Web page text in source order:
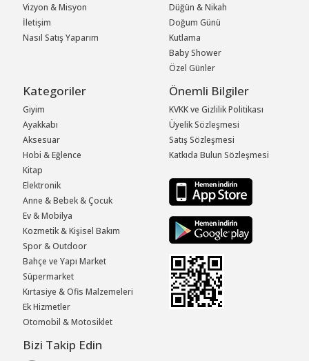
Vizyon & Misyon
İletişim
Nasıl Satış Yaparım
Düğün & Nikah
Doğum Günü
Kutlama
Baby Shower
Özel Günler
Kategoriler
Giyim
Ayakkabı
Aksesuar
Hobi & Eğlence
Kitap
Elektronik
Anne & Bebek & Çocuk
Ev & Mobilya
Kozmetik & Kişisel Bakım
Spor & Outdoor
Bahçe ve Yapı Market
Süpermarket
Kırtasiye & Ofis Malzemeleri
Ek Hizmetler
Otomobil & Motosiklet
Önemli Bilgiler
KVKK ve Gizlilik Politikası
Üyelik Sözleşmesi
Satış Sözleşmesi
Katkıda Bulun Sözleşmesi
Bizi Takip Edin